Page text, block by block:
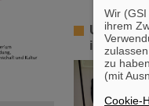
Ulrich-
in der
Wir
ihrem
zu
(mit
Cookie-